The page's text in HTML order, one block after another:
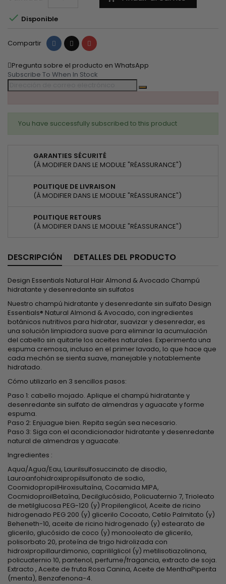
 Disponible
Compartir Compartir
Tuitear Pinterest
Pregunta sobre el producto en WhatsApp
Subscribe To When In Stock
You have successfully subscribed to this product
GARANTIES SÉCURITÉ
(À MODIFIER DANS LE MODULE "RÉASSURANCE")
POLITIQUE DE LIVRAISON
(À MODIFIER DANS LE MODULE "RÉASSURANCE")
POLITIQUE RETOURS
(À MODIFIER DANS LE MODULE "RÉASSURANCE")
DESCRIPCIÓN DETALLES DEL PRODUCTO
Design Essentials Natural Hair Almond & Avocado Champú
hidratante y desenredante sin sulfatos
Nuestro champú hidratante y desenredante sin sulfato Design
Essentials® Natural Almond & Avocado, con ingredientes
botánicos nutritivos para hidratar, suavizar y desenredar, es
una solución limpiadora suave para eliminar la acumulación
del cabello sin quitarle los aceites naturales. Experimenta una
espuma cremosa, incluso en el primer lavado, lo que hace que
cada mechón se sienta suave, manejable y notablemente
hidratado.
Cómo utilizarlo en 3 sencillos pasos:
Paso 1: cabello mojado. Aplique el champú hidratante y
desenredante sin sulfato de almendras y aguacate y forme
espuma.
Paso 2: Enjuague bien. Repita según sea necesario.
Paso 3: Siga con el acondicionador hidratante y desenredante
natural de almendras y aguacate.
Ingredientes :
Aqua/Agua/Eau, Laurilsulfosuccinato de disodio,
Lauroanfohidroxipropilsulfonato de sodio,
CoomidopropilHiroxisultaína, Cocamida MIPA,
CocmidoproilBetaína, Decilglucósido, Policuaternio 7, Trioleato
de metilglucosa PEG-120 (y) Propilenglicol, Aceite de ricino
hidrogenado PEG 200 (y) glicerilo Cocoato, Cetilo Palmitato (y)
Beheneth-10, aceite de ricino hidrogenado (y) estearato de
glicerilo, glucósido de coco (y) monooleato de glicerilo,
polisorbato 20, proteína de trigo hidrolizada con
hidroxipropillaurdimonio, caprililglicol (y) metilisotiazolinona,
policuaternio 10, pantenol, perfume/fragancia, extracto de soja.
Extracto , Aceite de fruta Rosa Canina, Aceite de MenthaPiperita
(menta), Benzafenona-4.